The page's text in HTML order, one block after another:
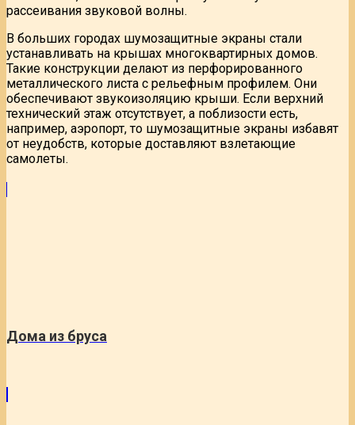
рассеивания звуковой волны.
В больших городах шумозащитные экраны стали
устанавливать на крышах многоквартирных домов.
Такие конструкции делают из перфорированного
металлического листа с рельефным профилем. Они
обеспечивают звукоизоляцию крыши. Если верхний
технический этаж отсутствует, а поблизости есть,
например, аэропорт, то шумозащитные экраны избавят
от неудобств, которые доставляют взлетающие
самолеты.
Дома из бруса